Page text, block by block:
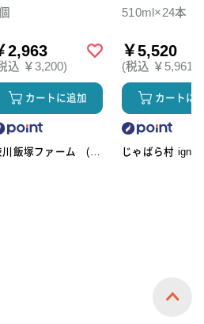
2,963
込 ￥3,200)
カートに追加
川飯塚ファーム (ア
本入
510ml×24本
￥5,520
(税込 ￥5,961)
カートに
じゃばら村